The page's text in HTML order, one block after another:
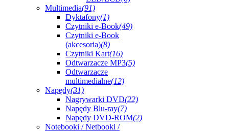
Multimedia(91)
Dyktafony(1)
Czytniki e-Book(49)
Czytniki e-Book
(akcesoria)(8)
Czytniki Kart(16)
Odtwarzacze MP3(5)
Odtwarzacze
multimedialne(12)
Napędy(31)
Nagrywarki DVD(22)
Napędy Blu-ray(7)
Napędy DVD-ROM(2)
Notebooki / Netbooki /